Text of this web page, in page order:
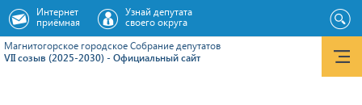
Магнитогорское городское Cобрание депутатов
VII созыв (2025-2030) - Официальный сайт
Интернет
приёмная
Узнай депутата
своего округа